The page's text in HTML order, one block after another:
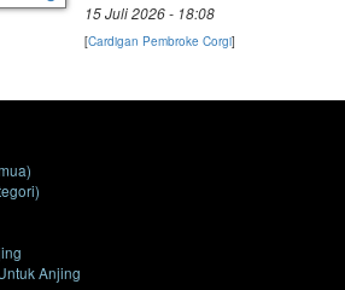
15 Juli 2026 - 18:08
[Cardigan Pembroke Corgi]
Anjing